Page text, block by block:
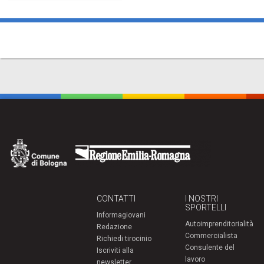
CONTATTI
Informagiovani
Redazione
Richiedi tirocinio
Iscriviti alla
newsletter
I NOSTRI
SPORTELLI
Autoimprenditorialità
Commercialista
Consulente del
lavoro